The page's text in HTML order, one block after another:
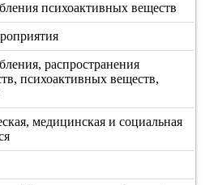
психоактивных веществ
распространения
психоактивных веществ,
медицинская и социальная